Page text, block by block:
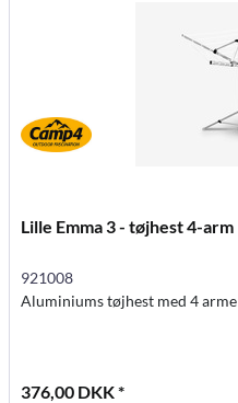
Lille Emma 3 - tøjhest 4-arm
921008
Aluminiums tøjhest med 4 arme
376,00 DKK *